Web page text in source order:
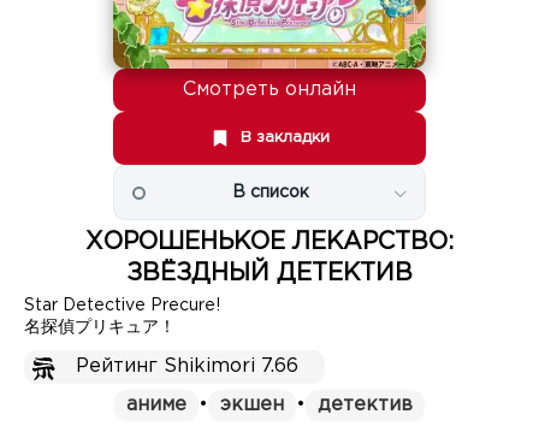
Смотреть онлайн
В закладки
В список
ХОРОШЕНЬКОЕ ЛЕКАРСТВО:
ЗВЁЗДНЫЙ ДЕТЕКТИВ
Star Detective Precure!
名探偵プリキュア！
Рейтинг Shikimori 7.66
аниме • экшен • детектив